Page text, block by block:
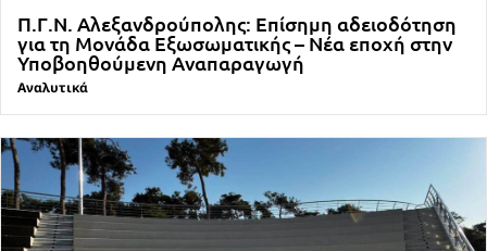
Π.Γ.Ν. Αλεξανδρούπολης: Επίσημη αδειοδότηση
για τη Μονάδα Εξωσωματικής – Νέα εποχή στην
Υποβοηθούμενη Αναπαραγωγή
Αναλυτικά